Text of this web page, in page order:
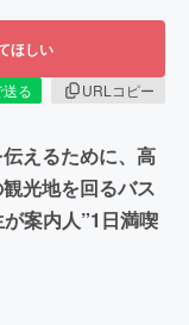
ほしい
る
URLコピー
えるために、高
光地を回るバス
案内人”1日満喫